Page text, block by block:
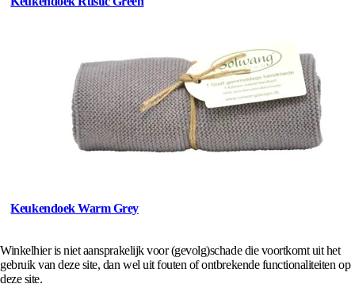
Keukendoek Warm Grey
Winkelhier is niet aansprakelijk voor (gevolg)schade die voortkomt uit het
gebruik van deze site, dan wel uit fouten of ontbrekende functionaliteiten op
deze site.